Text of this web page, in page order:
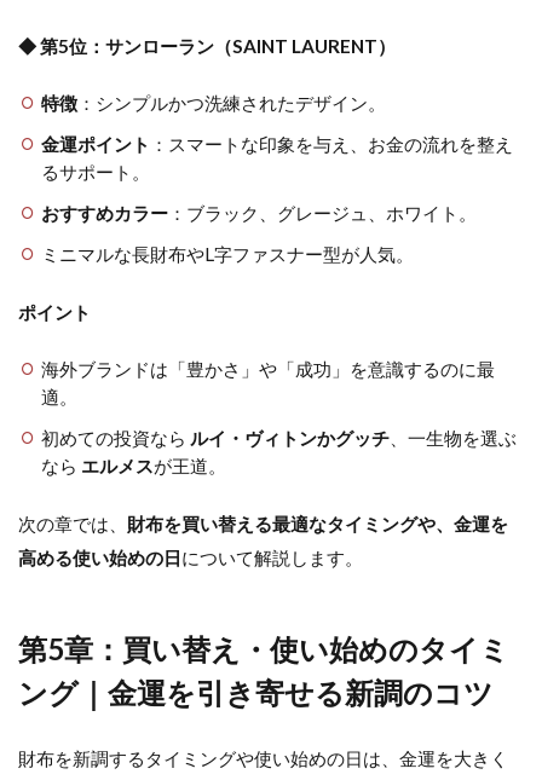
◆ 第5位：サンローラン（SAINT LAURENT）
特徴：シンプルかつ洗練されたデザイン。
金運ポイント ：スマートな印象を与え、お金の流れを整え
るサポート。
おすすめカラー：ブラック、グレージュ、ホワイト。
ミニマルな長財布やL字ファスナー型が人気。
ポイント
海外ブランドは「豊かさ」や「成功」を意識するのに最
適。
初めての投資なら ルイ・ヴィトンかグッチ、一生物を選ぶ
なら エルメスが王道。
次の章では、 財布を買い替える最適なタイミングや、金運を
高める使い始めの日について解説します。
第5章：買い替え・使い始めのタイミ
ング｜金運を引き寄せる新調のコツ
財布を新調するタイミングや使い始めの日は、金運を大きく